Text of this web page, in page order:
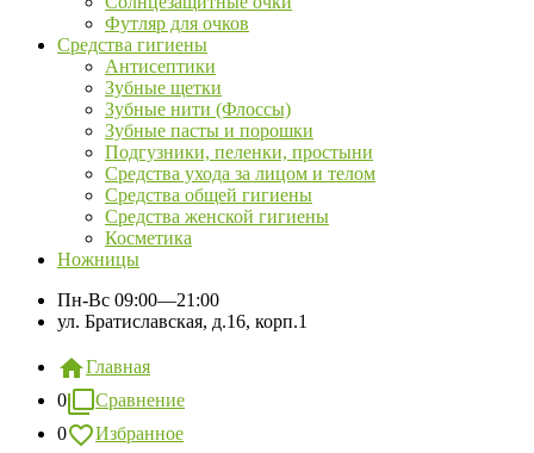
Футляр для очков
Средства гигиены
Антисептики
Зубные щетки
Зубные нити (Флоссы)
Зубные пасты и порошки
Подгузники, пеленки, простыни
Средства ухода за лицом и телом
Средства общей гигиены
Средства женской гигиены
Косметика
Ножницы
Пн-Вс 09:00—21:00
ул. Братиславская, д.16, корп.1
Главная
0
Сравнение
0
Избранное